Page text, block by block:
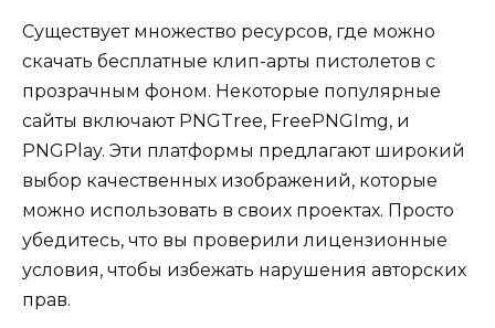
Существует множество ресурсов, где можно
скачать бесплатные клип-арты пистолетов с
прозрачным фоном. Некоторые популярные
сайты включают PNGTree, FreePNGImg, и
PNGPlay. Эти платформы предлагают широкий
выбор качественных изображений, которые
можно использовать в своих проектах. Просто
убедитесь, что вы проверили лицензионные
условия, чтобы избежать нарушения авторских
прав.